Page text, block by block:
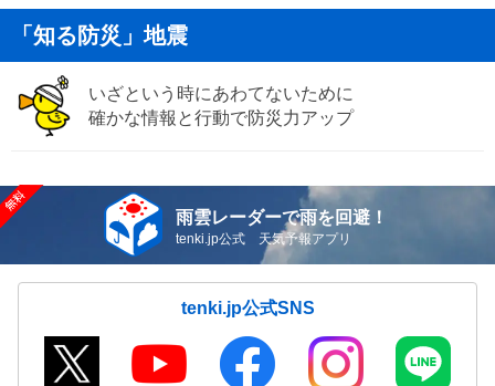
「知る防災」地震
いざという時にあわてないために
確かな情報と行動で防災力アップ
雨雲レーダーで雨を回避！
tenki.jp公式 天気予報アプリ
tenki.jp公式SNS